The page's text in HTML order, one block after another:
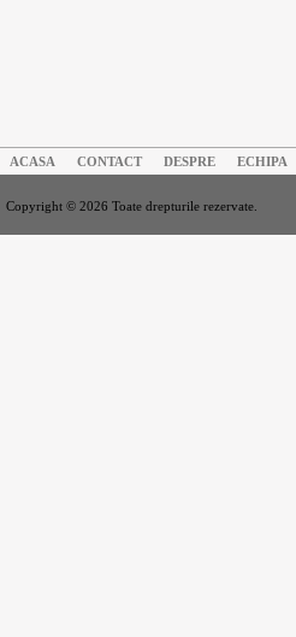
ACASA CONTACT DESPRE ECHIPA
Copyright © 2026 Toate drepturile rezervate.